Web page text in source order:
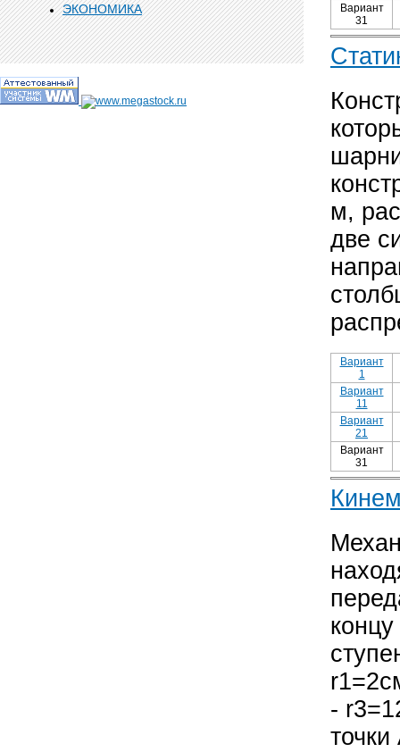
ЭКОНОМИКА
Вариант
31
м,
две
Вариант
1
Вариант
11
Вариант
21
Вариант
31
-